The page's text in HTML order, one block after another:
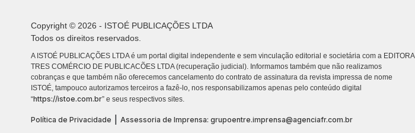
Copyright © 2026 - ISTOÉ PUBLICAÇÕES LTDA
Todos os direitos reservados.
A ISTOÉ PUBLICAÇÕES LTDA é um portal digital independente e sem vinculação editorial e societária com a EDITORA
TRES COMÉRCIO DE PUBLICACÕES LTDA (recuperação judicial). Informamos também que não realizamos
cobranças e que também não oferecemos cancelamento do contrato de assinatura da revista impressa de nome
ISTOÉ, tampouco autorizamos terceiros a fazê-lo, nos responsabilizamos apenas pelo conteúdo digital
“https://istoe.com.br” e seus respectivos sites.
Política de Privacidade Assessoria de Imprensa: grupoentre.imprensa@agenciafr.com.br